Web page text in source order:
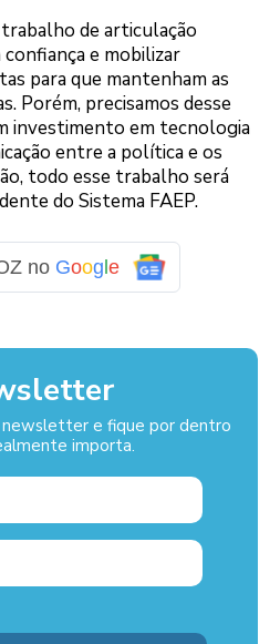
de articulação
e mobilizar
para que mantenham as
Porém, precisamos desse
investimento em tecnologia
entre a política e os
todo esse trabalho será
do Sistema FAEP.
no Goog e
newsletter e fique por dentro
importa.